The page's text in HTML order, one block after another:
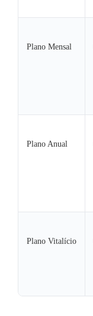
Plano Mensal
Plano Anual
Plano Vitalício